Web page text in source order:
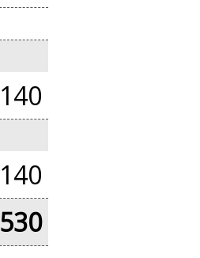
140
140
530